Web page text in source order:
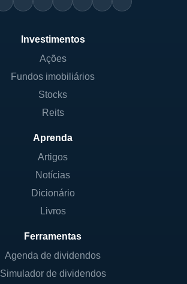
Investimentos
Ações
Fundos imobiliários
Stocks
Reits
Aprenda
Artigos
Notícias
Dicionário
Livros
Ferramentas
Agenda de dividendos
Simulador de dividendos